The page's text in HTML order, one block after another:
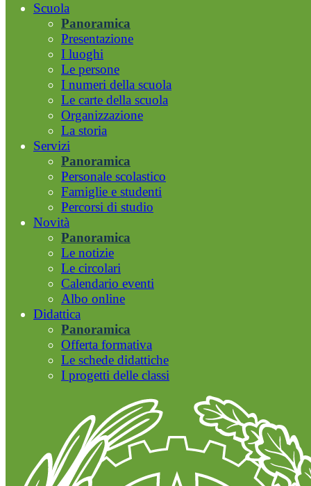
Scuola
Panoramica
Presentazione
I luoghi
Le persone
I numeri della scuola
Le carte della scuola
Organizzazione
La storia
Servizi
Panoramica
Personale scolastico
Famiglie e studenti
Percorsi di studio
Novità
Panoramica
Le notizie
Le circolari
Calendario eventi
Albo online
Didattica
Panoramica
Offerta formativa
Le schede didattiche
I progetti delle classi